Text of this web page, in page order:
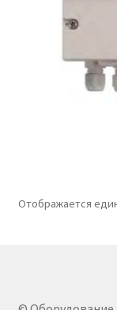
Отображается